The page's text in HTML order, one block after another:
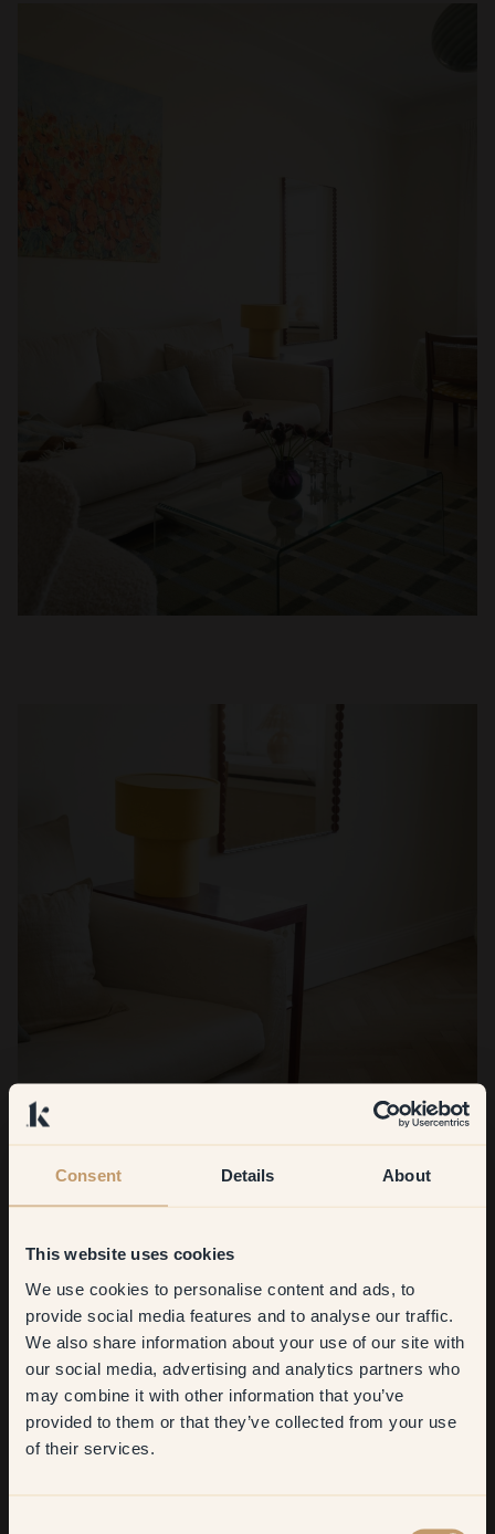
Consent Details About
This website uses cookies
We use cookies to personalise content and ads, to
provide social media features and to analyse our traffic.
We also share information about your use of our site with
our social media, advertising and analytics partners who
may combine it with other information that you’ve
provided to them or that they’ve collected from your use
of their services.
Hvad er du mest tilfreds med?
Vores datters gule værelse! Det er så varmt og hyggeligt der.
Get10%off your
first order
​But first, which room do you
want to transform?